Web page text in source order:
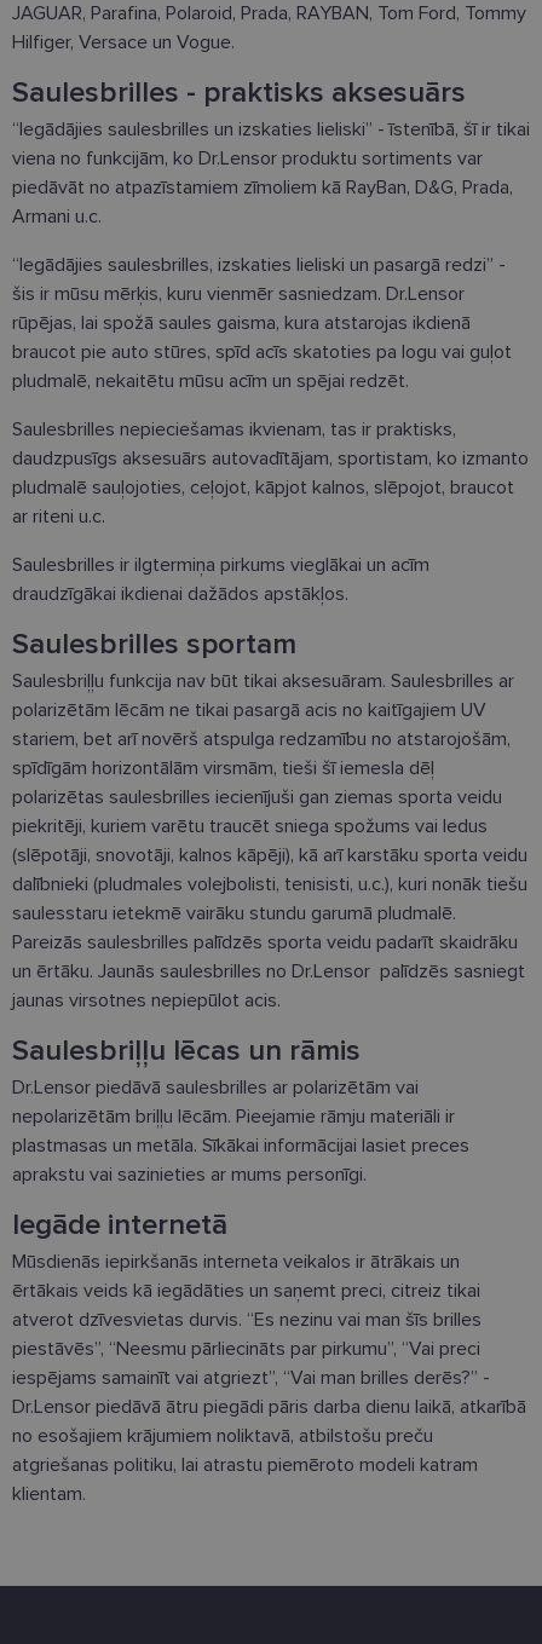
JAGUAR, Parafina, Polaroid, Prada, RAYBAN, Tom Ford, Tommy
Hilfiger, Versace un Vogue.
Saulesbrilles - praktisks aksesuārs
“Iegādājies saulesbrilles un izskaties lieliski” - īstenībā, šī ir tikai
viena no funkcijām, ko Dr.Lensor produktu sortiments var
piedāvāt no atpazīstamiem zīmoliem kā RayBan, D&G, Prada,
Armani u.c.
“Iegādājies saulesbrilles, izskaties lieliski un pasargā redzi” -
šis ir mūsu mērķis, kuru vienmēr sasniedzam. Dr.Lensor
rūpējas, lai spožā saules gaisma, kura atstarojas ikdienā
braucot pie auto stūres, spīd acīs skatoties pa logu vai guļot
pludmalē, nekaitētu mūsu acīm un spējai redzēt.
Saulesbrilles nepieciešamas ikvienam, tas ir praktisks,
daudzpusīgs aksesuārs autovadītājam, sportistam, ko izmanto
pludmalē sauļojoties, ceļojot, kāpjot kalnos, slēpojot, braucot
ar riteni u.c.
Saulesbrilles ir ilgtermiņa pirkums vieglākai un acīm
draudzīgākai ikdienai dažādos apstākļos.
Saulesbrilles sportam
Saulesbriļļu funkcija nav būt tikai aksesuāram. Saulesbrilles ar
polarizētām lēcām ne tikai pasargā acis no kaitīgajiem UV
stariem, bet arī novērš atspulga redzamību no atstarojošām,
spīdīgām horizontālām virsmām, tieši šī iemesla dēļ
polarizētas saulesbrilles iecienījuši gan ziemas sporta veidu
piekritēji, kuriem varētu traucēt sniega spožums vai ledus
(slēpotāji, snovotāji, kalnos kāpēji), kā arī karstāku sporta veidu
dalībnieki (pludmales volejbolisti, tenisisti, u.c.), kuri nonāk tiešu
saulesstaru ietekmē vairāku stundu garumā pludmalē.
Pareizās saulesbrilles palīdzēs sporta veidu padarīt skaidrāku
un ērtāku. Jaunās saulesbrilles no Dr.Lensor palīdzēs sasniegt
jaunas virsotnes nepiepūlot acis.
Saulesbriļļu lēcas un rāmis
Dr.Lensor piedāvā saulesbrilles ar polarizētām vai
nepolarizētām briļļu lēcām. Pieejamie rāmju materiāli ir
plastmasas un metāla. Sīkākai informācijai lasiet preces
aprakstu vai sazinieties ar mums personīgi.
Iegāde internetā
Mūsdienās iepirkšanās interneta veikalos ir ātrākais un
ērtākais veids kā iegādāties un saņemt preci, citreiz tikai
atverot dzīvesvietas durvis. “Es nezinu vai man šīs brilles
piestāvēs”, “Neesmu pārliecināts par pirkumu”, “Vai preci
iespējams samainīt vai atgriezt”, “Vai man brilles derēs?” -
Dr.Lensor piedāvā ātru piegādi pāris darba dienu laikā, atkarībā
no esošajiem krājumiem noliktavā, atbilstošu preču
atgriešanas politiku, lai atrastu piemēroto modeli katram
klientam.